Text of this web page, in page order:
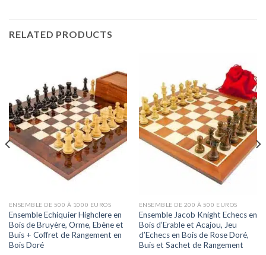
RELATED PRODUCTS
ENSEMBLE DE 500 À 1000 EUROS
Ensemble Echiquier Highclere en
Bois de Bruyère, Orme, Ebène et
Buis + Coffret de Rangement en
Bois Doré
ENSEMBLE DE 200 À 500 EUROS
Ensemble Jacob Knight Echecs en
Bois d’Erable et Acajou, Jeu
d’Echecs en Bois de Rose Doré,
Buis et Sachet de Rangement